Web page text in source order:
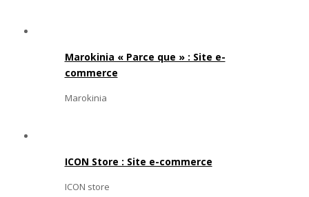
Marokinia « Parce que » : Site e-
commerce
Marokinia
ICON Store : Site e-commerce
ICON store